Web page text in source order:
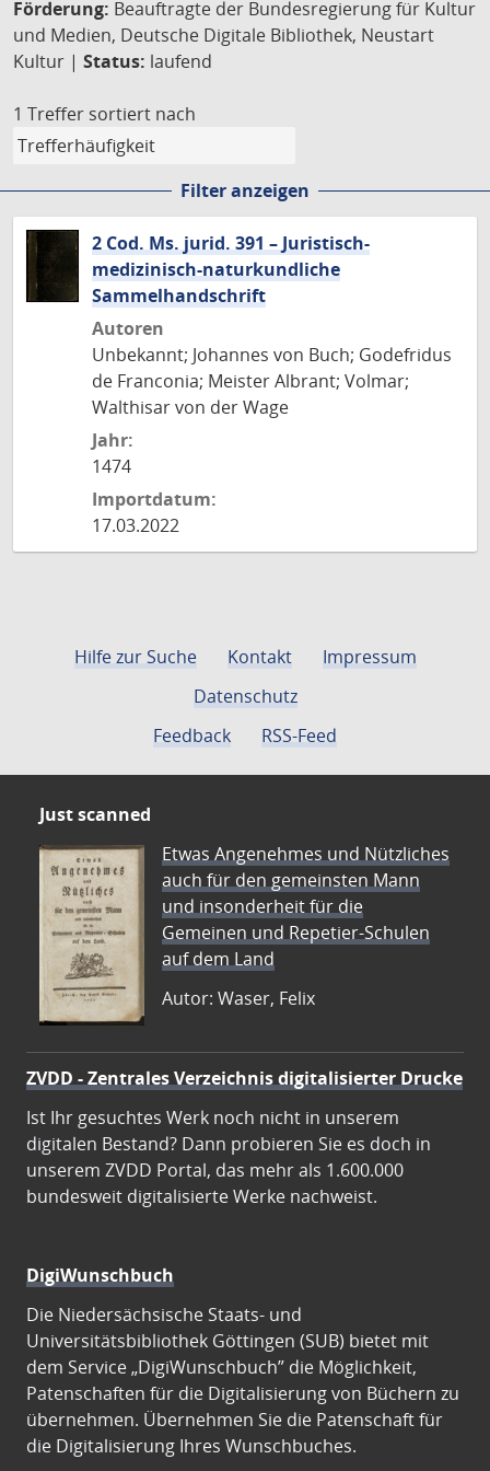
Förderung: Beauftragte der Bundesregierung für Kultur
und Medien, Deutsche Digitale Bibliothek, Neustart
Kultur | Status: laufend
1 Treffer sortiert nach
Filter anzeigen
2 Cod. Ms. jurid. 391 – Juristisch-
medizinisch-naturkundliche
Sammelhandschrift
Autoren
Unbekannt; Johannes von Buch; Godefridus
de Franconia; Meister Albrant; Volmar;
Walthisar von der Wage
Jahr:
1474
Importdatum:
17.03.2022
Hilfe zur Suche Kontakt
Impressum
Datenschutz
Feedback
RSS-Feed
Just scanned
Etwas Angenehmes und Nützliches
auch für den gemeinsten Mann
und insonderheit für die
Gemeinen und Repetier-Schulen
auf dem Land
Autor: Waser, Felix
ZVDD - Zentrales Verzeichnis digitalisierter Drucke
Ist Ihr gesuchtes Werk noch nicht in unserem
digitalen Bestand? Dann probieren Sie es doch in
unserem ZVDD Portal, das mehr als 1.600.000
bundesweit digitalisierte Werke nachweist.
DigiWunschbuch
Die Niedersächsische Staats- und
Universitätsbibliothek Göttingen (SUB) bietet mit
dem Service „DigiWunschbuch” die Möglichkeit,
Patenschaften für die Digitalisierung von Büchern zu
übernehmen. Übernehmen Sie die Patenschaft für
die Digitalisierung Ihres Wunschbuches.